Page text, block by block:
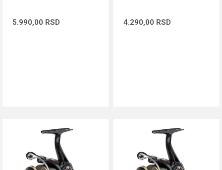
5.990,00 RSD 4.290,00 RSD